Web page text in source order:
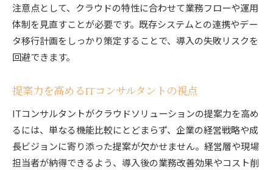
注意点として、クラウドの特性に合わせて業務フローや運用
体制を見直すことが必要です。既存システムとの連携やデー
タ移行計画をしっかり策定することで、導入の失敗リスクを
回避できます。
提案力を高めるITコンサルタントの視点
ITコンサルタントがクラウドソリューションの提案力を高め
るには、単なる機能比較にとどまらず、企業の経営戦略や成
長ビジョンに寄り添った提案が欠かせません。経営層や現場
担当者が納得できるよう、導入後の業務改善効果やコスト削